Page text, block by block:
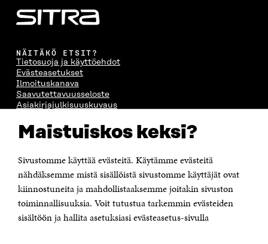
Maistuiskos keksi?
Sivustomme käyttää evästeitä. Käytämme evästeitä
nähdäksemme mistä sisällöistä sivustomme käyttäjät ovat
kiinnostuneita ja mahdollistaaksemme joitakin sivuston
toiminnallisuuksia. Voit tutustua tarkemmin evästeiden
sisältöön ja hallita asetuksiasi evästeasetus-sivulla
NÄITÄKÖ ETSIT?
Tietosuoja ja käyttöehdot
Evästeasetukset
Ilmoituskanava
Saavutettavuusseloste
Asiakirjajulkisuuskuvaus
Suomen itsenäisyyden juhlarahasto Sitra
Itämerenkatu 11-13, PL 160,
00181 Helsinki
Puhelin +358 294 618 991
etunimi.sukunimi@sitra.fi tai sitra@sitra.fi